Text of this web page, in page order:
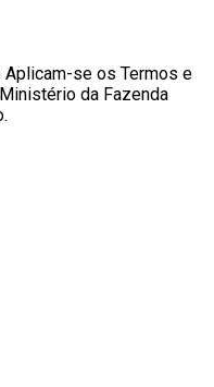
se os Termos e
da Fazenda